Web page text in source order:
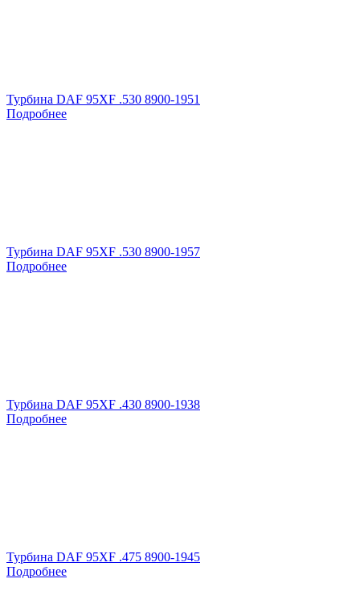
Турбина DAF 95XF .530 8900-1951
Подробнее
Турбина DAF 95XF .530 8900-1957
Подробнее
Турбина DAF 95XF .430 8900-1938
Подробнее
Турбина DAF 95XF .475 8900-1945
Подробнее